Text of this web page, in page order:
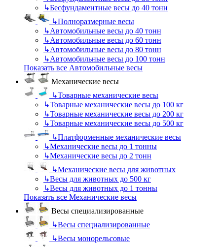
↳Бесфундаментные весы до 40 тонн
↳Полноразмерные весы
↳Автомобильные весы до 40 тонн
↳Автомобильные весы до 60 тонн
↳Автомобильные весы до 80 тонн
↳Автомобильные весы до 100 тонн
Показать все Автомобильные весы
Механические весы
↳Товарные механические весы
↳Товарные механические весы до 100 кг
↳Товарные механические весы до 200 кг
↳Товарные механические весы до 500 кг
↳Платформенные механические весы
↳Механические весы до 1 тонны
↳Механические весы до 2 тонн
↳Механические весы для животных
↳Весы для животных до 500 кг
↳Весы для животных до 1 тонны
Показать все Механические весы
Весы специализированные
↳Весы специализированные
↳Весы монорельсовые